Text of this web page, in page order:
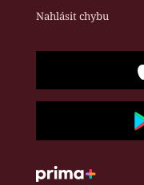
Nahlásit chybu